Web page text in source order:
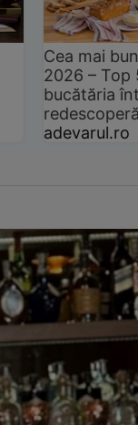
Cea mai
2026 –
bucătăria
adevarul.ro